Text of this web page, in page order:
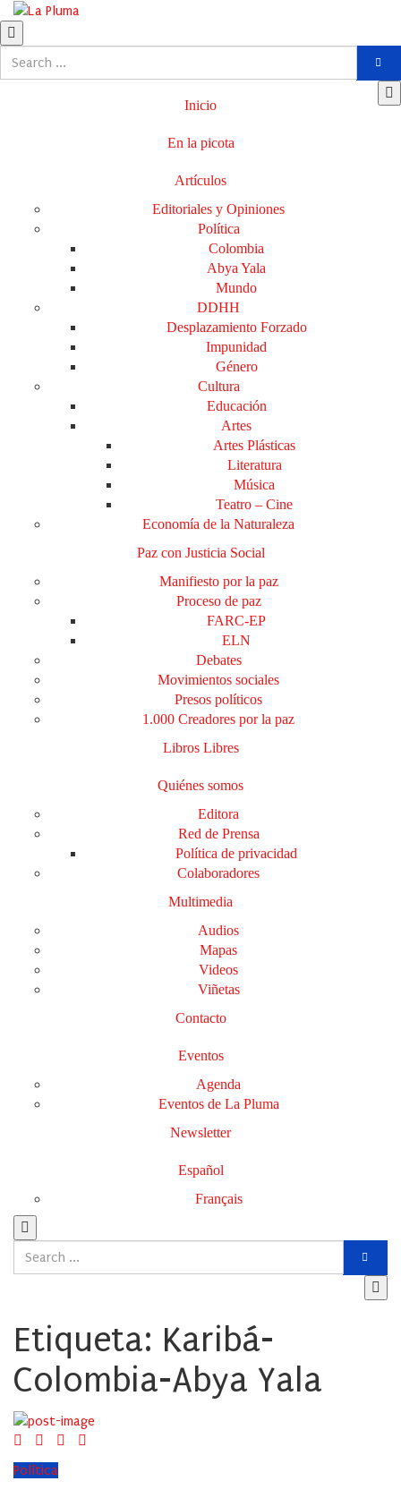
Inicio
En la picota
Artículos
Editoriales y Opiniones
Política
Colombia
Abya Yala
Mundo
DDHH
Desplazamiento Forzado
Impunidad
Género
Cultura
Educación
Artes
Artes Plásticas
Literatura
Música
Teatro – Cine
Economía de la Naturaleza
Paz con Justicia Social
Manifiesto por la paz
Proceso de paz
FARC-EP
ELN
Debates
Movimientos sociales
Presos políticos
1.000 Creadores por la paz
Libros Libres
Quiénes somos
Editora
Red de Prensa
Política de privacidad
Colaboradores
Multimedia
Audios
Mapas
Videos
Viñetas
Contacto
Eventos
Agenda
Eventos de La Pluma
Newsletter
Español
Français
Etiqueta: Karibá-
Colombia-Abya Yala
Política